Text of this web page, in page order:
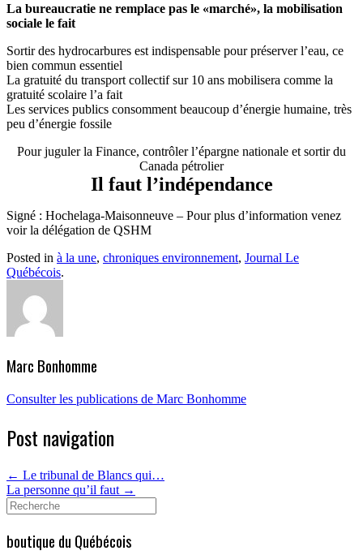
La bureaucratie ne remplace pas le «marché», la mobilisation
sociale le fait
Sortir des hydrocarbures est indispensable pour préserver l’eau, ce
bien commun essentiel
La gratuité du transport collectif sur 10 ans mobilisera comme la
gratuité scolaire l’a fait
Les services publics consomment beaucoup d’énergie humaine, très
peu d’énergie fossile
Pour juguler la Finance, contrôler l’épargne nationale et sortir du
Canada pétrolier
Il faut l’indépendance
Signé : Hochelaga-Maisonneuve – Pour plus d’information venez
voir la délégation de QSHM
Posted in à la une, chroniques environnement, Journal Le
Québécois.
Marc Bonhomme
Consulter les publications de Marc Bonhomme
Post navigation
← Le tribunal de Blancs qui…
La personne qu’il faut →
Search
for:
boutique du Québécois